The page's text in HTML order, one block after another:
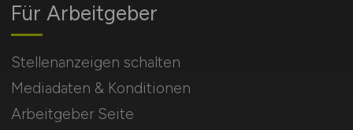
Für Arbeitgeber
Stellenanzeigen schalten
Mediadaten & Konditionen
Arbeitgeber Seite